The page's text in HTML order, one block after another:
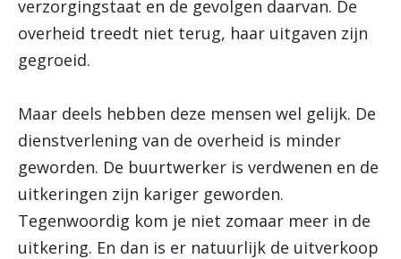
verzorgingstaat en de gevolgen daarvan. De
overheid treedt niet terug, haar uitgaven zijn
gegroeid.
Maar deels hebben deze mensen wel gelijk. De
dienstverlening van de overheid is minder
geworden. De buurtwerker is verdwenen en de
uitkeringen zijn kariger geworden.
Tegenwoordig kom je niet zomaar meer in de
uitkering. En dan is er natuurlijk de uitverkoop